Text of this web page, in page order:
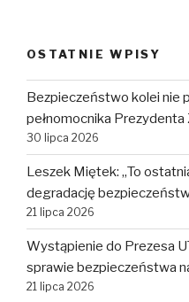
OSTATNIE WPISY
Bezpieczeństwo kolei nie
pełnomocnika Prezydenta
30 lipca 2026
Leszek Miętek: „To
degradację
21 lipca 2026
Wystąpienie do Prezesa
sprawie bezpieczeństwa
21 lipca 2026